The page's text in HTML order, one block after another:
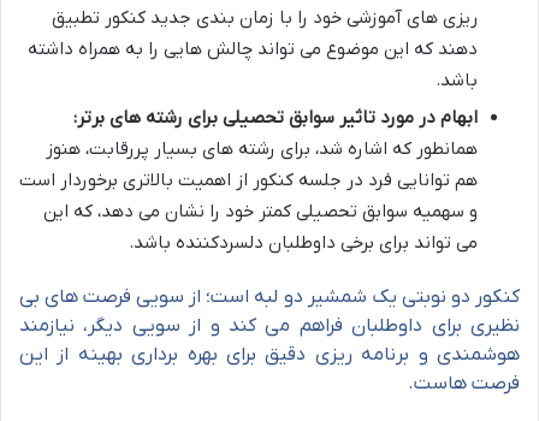
ریزی های آموزشی خود را با زمان بندی جدید کنکور تطبیق
دهند که این موضوع می تواند چالش هایی را به همراه داشته
باشد.
ابهام در مورد تاثیر سوابق تحصیلی برای رشته های برتر:
همانطور که اشاره شد، برای رشته های بسیار پررقابت، هنوز
هم توانایی فرد در جلسه کنکور از اهمیت بالاتری برخوردار است
و سهمیه سوابق تحصیلی کمتر خود را نشان می دهد، که این
می تواند برای برخی داوطلبان دلسردکننده باشد.
کنکور دو نوبتی یک شمشیر دو لبه است؛ از سویی فرصت های بی
نظیری برای داوطلبان فراهم می کند و از سویی دیگر، نیازمند
هوشمندی و برنامه ریزی دقیق برای بهره برداری بهینه از این
فرصت هاست.